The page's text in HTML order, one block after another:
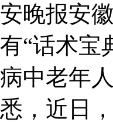
安晚报安
有“话术宝
病中老年
悉，近日